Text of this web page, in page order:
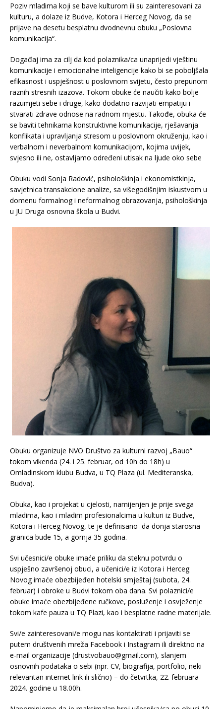
Poziv mladima koji se bave kulturom ili su zainteresovani za
kulturu, a dolaze iz Budve, Kotora i Herceg Novog, da se
prijave na desetu besplatnu dvodnevnu obuku „Poslovna
komunikacija“.
Događaj ima za cilj da kod polaznika/ca unaprijedi vještinu
komunikacije i emocionalne inteligencije kako bi se poboljšala
efikasnost i uspješnost u poslovnom svijetu, često prepunom
raznih stresnih izazova. Tokom obuke će naučiti kako bolje
razumjeti sebe i druge, kako dodatno razvijati empatiju i
stvarati zdrave odnose na radnom mjestu. Takođe, obuka će
se baviti tehnikama konstruktivne komunikacije, rješavanja
konflikata i upravljanja stresom u poslovnom okruženju, kao i
verbalnom i neverbalnom komunikacijom, kojima uvijek,
svjesno ili ne, ostavljamo određeni utisak na ljude oko sebe
Obuku vodi Sonja Radović, psihološkinja i ekonomistkinja,
savjetnica transakcione analize, sa višegodišnjim iskustvom u
domenu formalnog i neformalnog obrazovanja, psihološkinja
u JU Druga osnovna škola u Budvi.
Obuku organizuje NVO Društvo za kulturni razvoj „Bauo“
tokom vikenda (24. i 25. februar, od 10h do 18h) u
Omladinskom klubu Budva, u TQ Plaza (ul. Mediteranska,
Budva).
Obuka, kao i projekat u cjelosti, namijenjen je prije svega
mladima, kao i mladim profesionalcima u kulturi iz Budve,
Kotora i Herceg Novog, te je definisano da donja starosna
granica bude 15, a gornja 35 godina.
Svi učesnici/e obuke imaće priliku da steknu potvrdu o
uspješno završenoj obuci, a učenici/e iz Kotora i Herceg
Novog imaće obezbijeđen hotelski smještaj (subota, 24.
februar) i obroke u Budvi tokom oba dana. Svi polaznici/e
obuke imaće obezbijeđene ručkove, posluženje i osvježenje
tokom kafe pauza u TQ Plazi, kao i besplatne radne materijale.
Svi/e zainteresovani/e mogu nas kontaktirati i prijaviti se
putem društvenih mreža Facebook i Instagram ili direktno na
e-mail organizacije (drustvobauo@gmail.com), slanjem
osnovnih podataka o sebi (npr. CV, biografija, portfolio, neki
relevantan internet link ili slično) – do četvrtka, 22. februara
2024. godine u 18.00h.